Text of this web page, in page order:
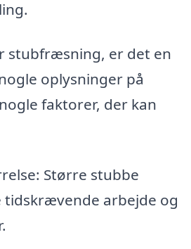
stubfræsning, er det en
oplysninger på
faktorer, der kan
Større stubbe
arbejde og